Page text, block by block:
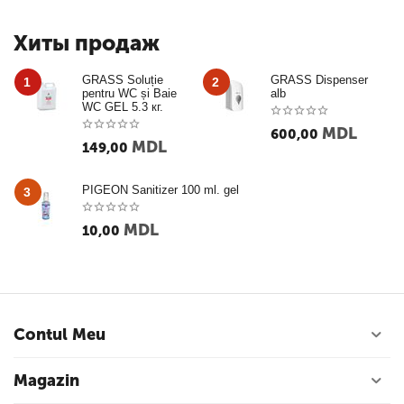
Хиты продаж
1
GRASS Soluție
pentru WC și Baie
WC GEL 5.3 кг.
149,00 MDL
2
GRASS Dispenser
alb
600,00 MDL
3 PIGEON Sanitizer 100 ml. gel
10,00 MDL
Contul Meu
Magazin